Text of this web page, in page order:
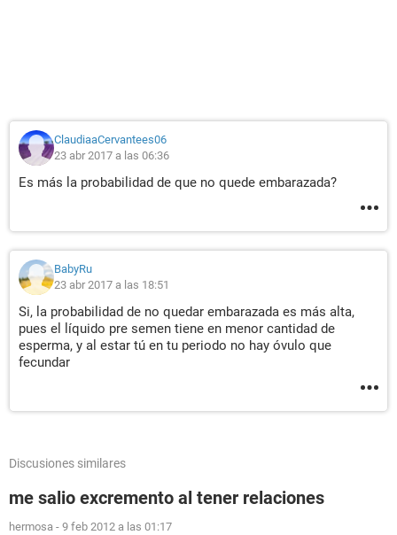
ClaudiaaCervantees06
23 abr 2017 a las 06:36
Es más la probabilidad de que no quede embarazada?
BabyRu
23 abr 2017 a las 18:51
Si, la probabilidad de no quedar embarazada es más alta,
pues el líquido pre semen tiene en menor cantidad de
esperma, y al estar tú en tu periodo no hay óvulo que
fecundar
Discusiones similares
me salio excremento al tener relaciones
hermosa - 9 feb 2012 a las 01:17